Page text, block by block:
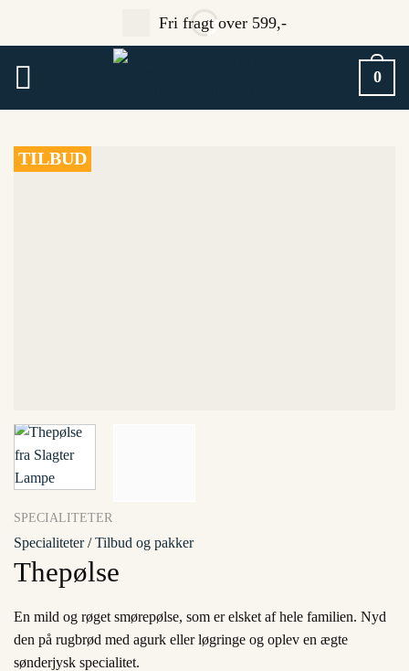
Fri fragt over 599,-
0
TILBUD
SPECIALITETER
Specialiteter/Tilbud og pakker
Thepølse
En mild og røget smørepølse, som er elsket af hele familien. Nyd
den på rugbrød med agurk eller løgringe og oplev en ægte
sønderjysk specialitet.